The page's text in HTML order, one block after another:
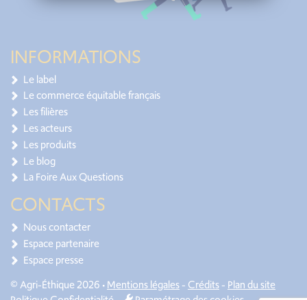
INFORMATIONS
Le label
Le commerce équitable français
Les filières
Les acteurs
Les produits
Le blog
La Foire Aux Questions
CONTACTS
Nous contacter
Espace partenaire
Espace presse
© Agri-Éthique 2026 •Mentions légales- Crédits- Plan du site